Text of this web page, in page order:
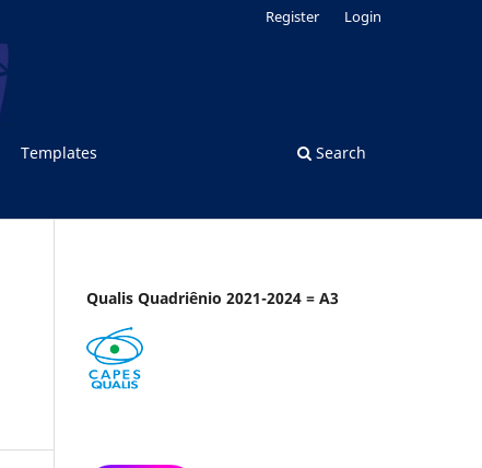
Templates Search
Register Login
Qualis Quadriênio 2021-2024 = A3